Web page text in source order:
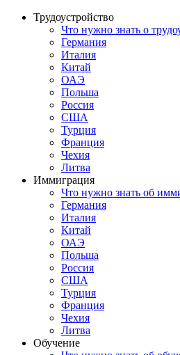
Трудоустройство
Что нужно знать о
Германия
Италия
Китай
ОАЭ
Польша
Россия
США
Турция
Франция
Чехия
Литва
Иммиграция
Что нужно знать об
Германия
Италия
Китай
ОАЭ
Польша
Россия
США
Турция
Франция
Чехия
Литва
Обучение